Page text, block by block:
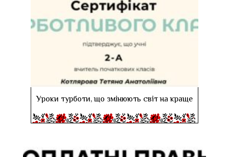
Уроки турботи, що змінюють світ на краще